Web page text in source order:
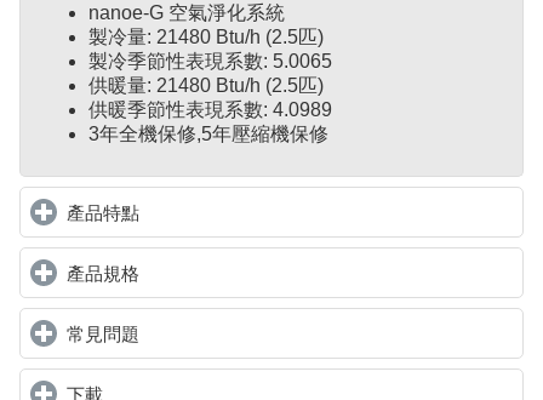
nanoe-G 空氣淨化系統
製冷量: 21480 Btu/h (2.5匹)
製冷季節性表現系數: 5.0065
供暖量: 21480 Btu/h (2.5匹)
供暖季節性表現系數: 4.0989
3年全機保修,5年壓縮機保修
產品特點click to expand contents
產品規格
常見問題
下載click to expand contents